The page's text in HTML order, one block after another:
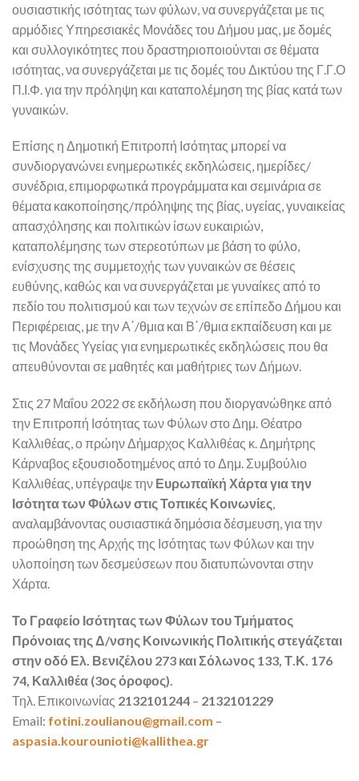
ουσιαστικής ισότητας των φύλων, να συνεργάζεται με τις
αρμόδιες Υπηρεσιακές Μονάδες του Δήμου μας, με δομές
και συλλογικότητες που δραστηριοποιούνται σε θέματα
ισότητας, να συνεργάζεται με τις δομές του Δικτύου της Γ.Γ.Ο
Π.Ι.Φ. για την πρόληψη και καταπολέμηση της βίας κατά των
γυναικών.
Επίσης η Δημοτική Επιτροπή Ισότητας μπορεί να
συνδιοργανώνει ενημερωτικές εκδηλώσεις, ημερίδες/
συνέδρια, επιμορφωτικά προγράμματα και σεμινάρια σε
θέματα κακοποίησης/πρόληψης της βίας, υγείας, γυναικείας
απασχόλησης και πολιτικών ίσων ευκαιριών,
καταπολέμησης των στερεοτύπων με βάση το φύλο,
ενίσχυσης της συμμετοχής των γυναικών σε θέσεις
ευθύνης, καθώς και να συνεργάζεται με γυναίκες από το
πεδίο του πολιτισμού και των τεχνών σε επίπεδο Δήμου και
Περιφέρειας, με την Α΄/θμια και Β΄/θμια εκπαίδευση και με
τις Μονάδες Υγείας για ενημερωτικές εκδηλώσεις που θα
απευθύνονται σε μαθητές και μαθήτριες των Δήμων.
Στις 27 Μαΐου 2022 σε εκδήλωση που διοργανώθηκε από
την Επιτροπή Ισότητας των Φύλων στο Δημ. Θέατρο
Καλλιθέας, ο πρώην Δήμαρχος Καλλιθέας κ. Δημήτρης
Κάρναβος εξουσιοδοτημένος από το Δημ. Συμβούλιο
Καλλιθέας, υπέγραψε την Ευρωπαϊκή Χάρτα για την
Ισότητα των Φύλων στις Τοπικές Κοινωνίες,
αναλαμβάνοντας ουσιαστικά δημόσια δέσμευση, για την
προώθηση της Αρχής της Ισότητας των Φύλων και την
υλοποίηση των δεσμεύσεων που διατυπώνονται στην
Χάρτα.
Το Γραφείο Ισότητας των Φύλων του Τμήματος
Πρόνοιας της Δ/νσης Κοινωνικής Πολιτικής στεγάζεται
στην οδό Ελ. Βενιζέλου 273 και Σόλωνος 133, Τ.Κ. 176
74, Καλλιθέα (3ος όροφος).
Τηλ. Επικοινωνίας 2132101244 – 2132101229
Email: fotini.zoulianou@gmail.com –
aspasia.kourounioti@kallithea.gr